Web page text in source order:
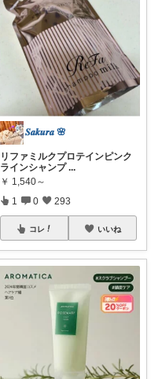
𝑺𝒂𝒌𝒖𝒓𝒂 🌸
リファミルクプロテインピンク
ラインシャンプ ...
￥ 1,540～
1 0 293
コレ いいね